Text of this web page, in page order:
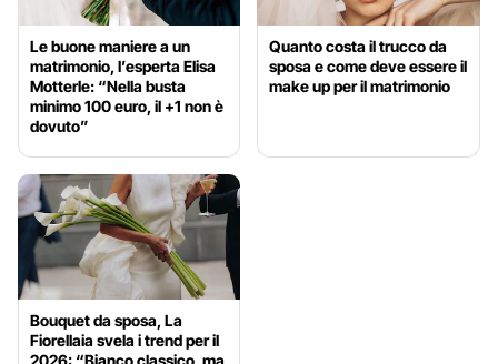
Le buone maniere a un
matrimonio, l’esperta Elisa
Motterle: “Nella busta
minimo 100 euro, il +1 non è
dovuto”
Quanto costa il trucco da
sposa e come deve essere il
make up per il matrimonio
Bouquet da sposa, La
Fiorellaia svela i trend per il
2026: “Bianco classico, ma